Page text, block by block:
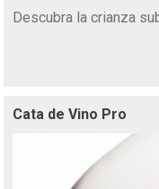
Descubra la crianza
Cata de Vino Pro